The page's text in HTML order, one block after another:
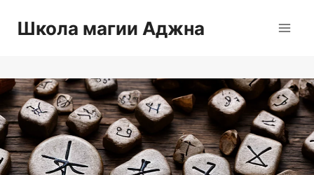
Школа магии Аджна